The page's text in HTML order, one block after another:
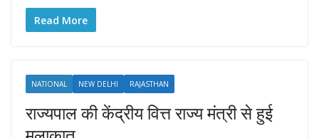
Read More
NATIONAL NEW DELHI RAJASTHAN
राज्यपाल की केंद्रीय वित्त राज्य मंत्री से हुई